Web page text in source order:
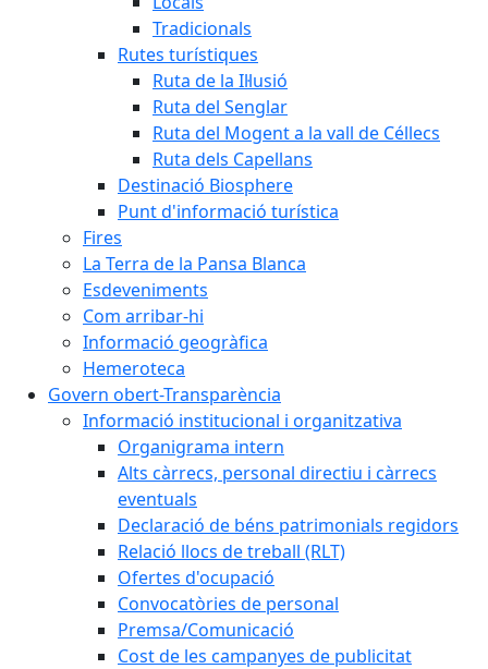
Tradicionals
Rutes turístiques
Ruta de la Il·lusió
Ruta del Senglar
Ruta del Mogent a la vall de Céllecs
Ruta dels Capellans
Destinació Biosphere
Punt d'informació turística
Fires
La Terra de la Pansa Blanca
Esdeveniments
Com arribar-hi
Informació geogràfica
Hemeroteca
Govern obert-Transparència
Informació institucional i organitzativa
Organigrama intern
Alts càrrecs, personal directiu i càrrecs
eventuals
Declaració de béns patrimonials regidors
Relació llocs de treball (RLT)
Ofertes d'ocupació
Convocatòries de personal
Premsa/Comunicació
Cost de les campanyes de publicitat